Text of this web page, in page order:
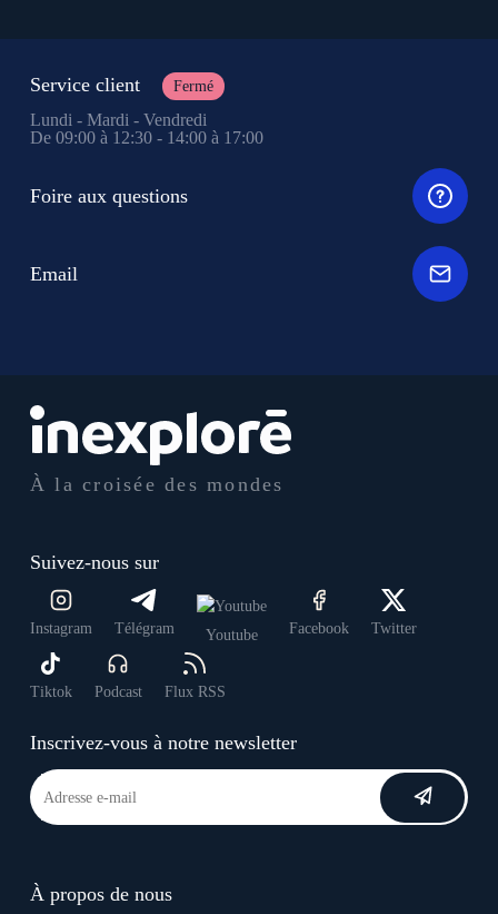
À la croisée des mondes
Suivez-nous sur
Instagram Télégram Youtube Facebook Twitter
Tiktok Podcast Flux RSS
Inscrivez-vous à notre newsletter
À propos de nous
Service client Fermé
Lundi - Mardi - Vendredi
De 09:00 à 12:30 - 14:00 à 17:00
Foire aux questions
Email